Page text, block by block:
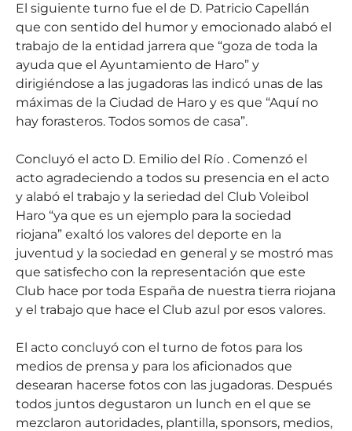
El siguiente turno fue el de D. Patricio Capellán
que con sentido del humor y emocionado alabó el
trabajo de la entidad jarrera que “goza de toda la
ayuda que el Ayuntamiento de Haro” y
dirigiéndose a las jugadoras las indicó unas de las
máximas de la Ciudad de Haro y es que “Aquí no
hay forasteros. Todos somos de casa”.
Concluyó el acto D. Emilio del Río . Comenzó el
acto agradeciendo a todos su presencia en el acto
y alabó el trabajo y la seriedad del Club Voleibol
Haro “ya que es un ejemplo para la sociedad
riojana” exaltó los valores del deporte en la
juventud y la sociedad en general y se mostró mas
que satisfecho con la representación que este
Club hace por toda España de nuestra tierra riojana
y el trabajo que hace el Club azul por esos valores.
El acto concluyó con el turno de fotos para los
medios de prensa y para los aficionados que
desearan hacerse fotos con las jugadoras. Después
todos juntos degustaron un lunch en el que se
mezclaron autoridades, plantilla, sponsors, medios,